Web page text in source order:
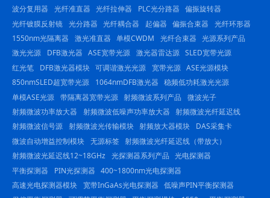
波分复用器
光纤准直器 光纤拉伸器 PLC光分路器
偏振旋转器
光纤镀膜反射镜 光分路器 光纤耦合器 起偏器 偏振合束器
光纤环形器
1550nm光隔离器
激光准直器 单模CWDM 光纤合束器
光源系列产品
激光光源
DFB激光器 ASE宽带光源 激光器雷达源 SLED宽带光源
红光笔
DFB激光器模块 可调谐激光光源 宽带光源 ASE光源模块
850nmSLED超宽带光源
1064nmDFB激光器 稳频低功耗激光光源
单模ASE光源 带隔离器宽带光源 射频微波系列产品
微波光子
射频微波功率放大器
射频微波低噪声功率放大器 射频微波光纤延迟线
射频微波信号源 射频微波光传输模块 射频放大器模块
DAS采集卡
微波自动增益控制模块 无源标签 射频微波光纤延迟线（带放大）
射频微波光延迟线12~18GHz 光探测器系列产品 光电探测器
平衡探测器
PIN光探测器 400~1800nm光电探测器
高速光电探测器模块
宽带InGaAs光电探测器 低噪声PIN平衡探测器